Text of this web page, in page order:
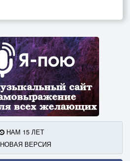
НАМ 15 ЛЕТ
НОВАЯ ВЕРСИЯ